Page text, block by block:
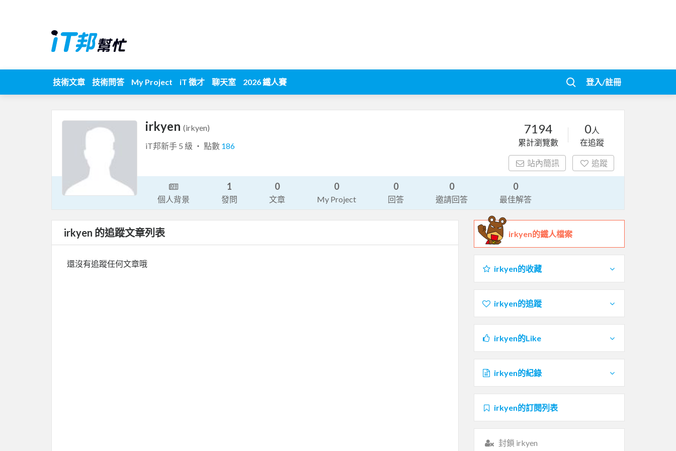
技術文章 技術問答 My Project iT 徵才 聊天室 2026 鐵人賽 登入/註冊
irkyen (irkyen)
iT邦新手 5 級 ‧ 點數 186
7194
累計瀏覽數
0人
在追蹤
站內簡訊 追蹤
個人背景
1
發問
0
文章
0
My Project
0
回答
0
邀請回答
0
最佳解答
irkyen 的追蹤文章列表
還沒有追蹤任何文章哦
irkyen的鐵人檔案
irkyen的收藏
irkyen的追蹤
irkyen的Like
irkyen的紀錄
irkyen的訂閱列表
封鎖 irkyen